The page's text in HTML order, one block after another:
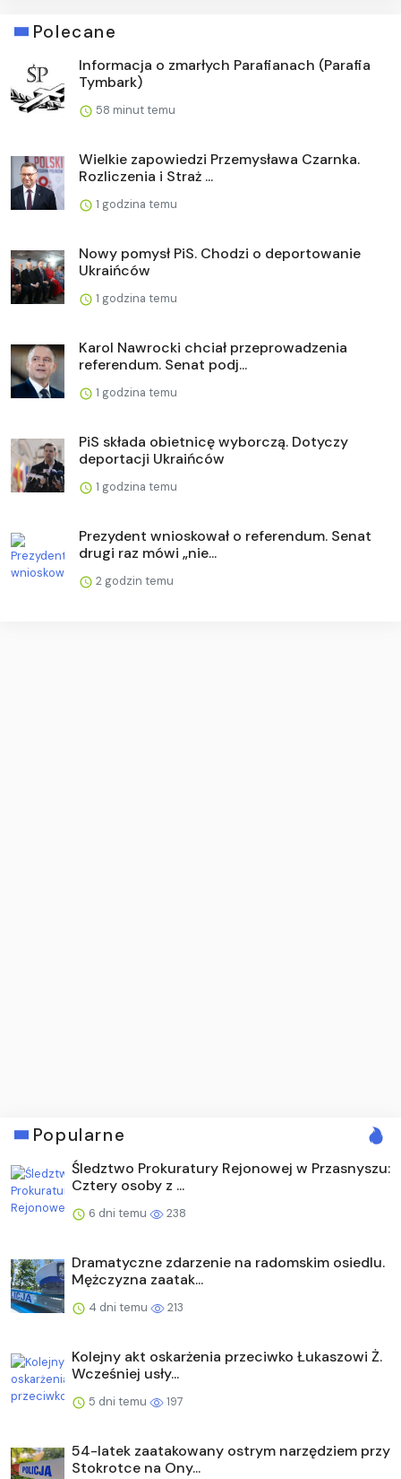
Polecane
Informacja o zmarłych Parafianach (Parafia
Tymbark)
58 minut temu
Wielkie zapowiedzi Przemysława Czarnka.
Rozliczenia i Straż ...
1 godzina temu
Nowy pomysł PiS. Chodzi o deportowanie
Ukraińców
1 godzina temu
Karol Nawrocki chciał przeprowadzenia
referendum. Senat podj...
1 godzina temu
PiS składa obietnicę wyborczą. Dotyczy
deportacji Ukraińców
1 godzina temu
Prezydent wnioskował o referendum. Senat
drugi raz mówi „nie...
2 godzin temu
Popularne
Śledztwo Prokuratury Rejonowej w Przasnyszu:
Cztery osoby z ...
6 dni temu 238
Dramatyczne zdarzenie na radomskim osiedlu.
Mężczyzna zaatak...
4 dni temu 213
Kolejny akt oskarżenia przeciwko Łukaszowi Ż.
Wcześniej usły...
5 dni temu 197
54-latek zaatakowany ostrym narzędziem przy
Stokrotce na Ony...